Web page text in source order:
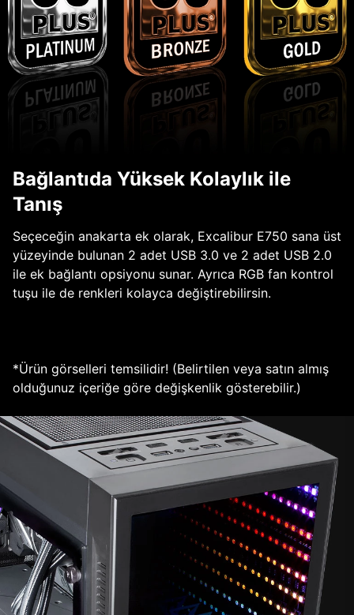
Bağlantıda Yüksek Kolaylık ile
Tanış
Seçeceğin anakarta ek olarak, Excalibur E750 sana üst
yüzeyinde bulunan 2 adet USB 3.0 ve 2 adet USB 2.0
ile ek bağlantı opsiyonu sunar. Ayrıca RGB fan kontrol
tuşu ile de renkleri kolayca değiştirebilirsin.
*Ürün görselleri temsilidir! (Belirtilen veya satın almış
olduğunuz içeriğe göre değişkenlik gösterebilir.)